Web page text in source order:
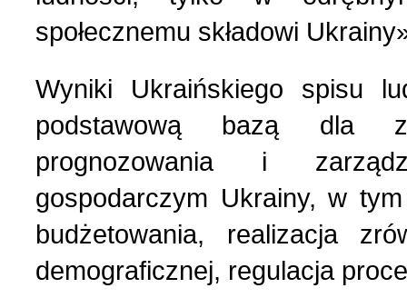
Polacy, których poznać
Polityka (10)
Polski biznes w
Pomoc charytatywna (1)
Prezentacja (5)
1 (144) 2021 r. (12)
4 (143) 2020 r. (1)
3 (142) 2020 r. (3)
2 (141) 2020 r. (2)
społecznemu składowi
Wyniki Ukraińskiego spisu
podstawową bazą dla
prognozowania i
gospodarczym Ukrainy, w
budżetowania, realizacja
demograficznej, regulacja